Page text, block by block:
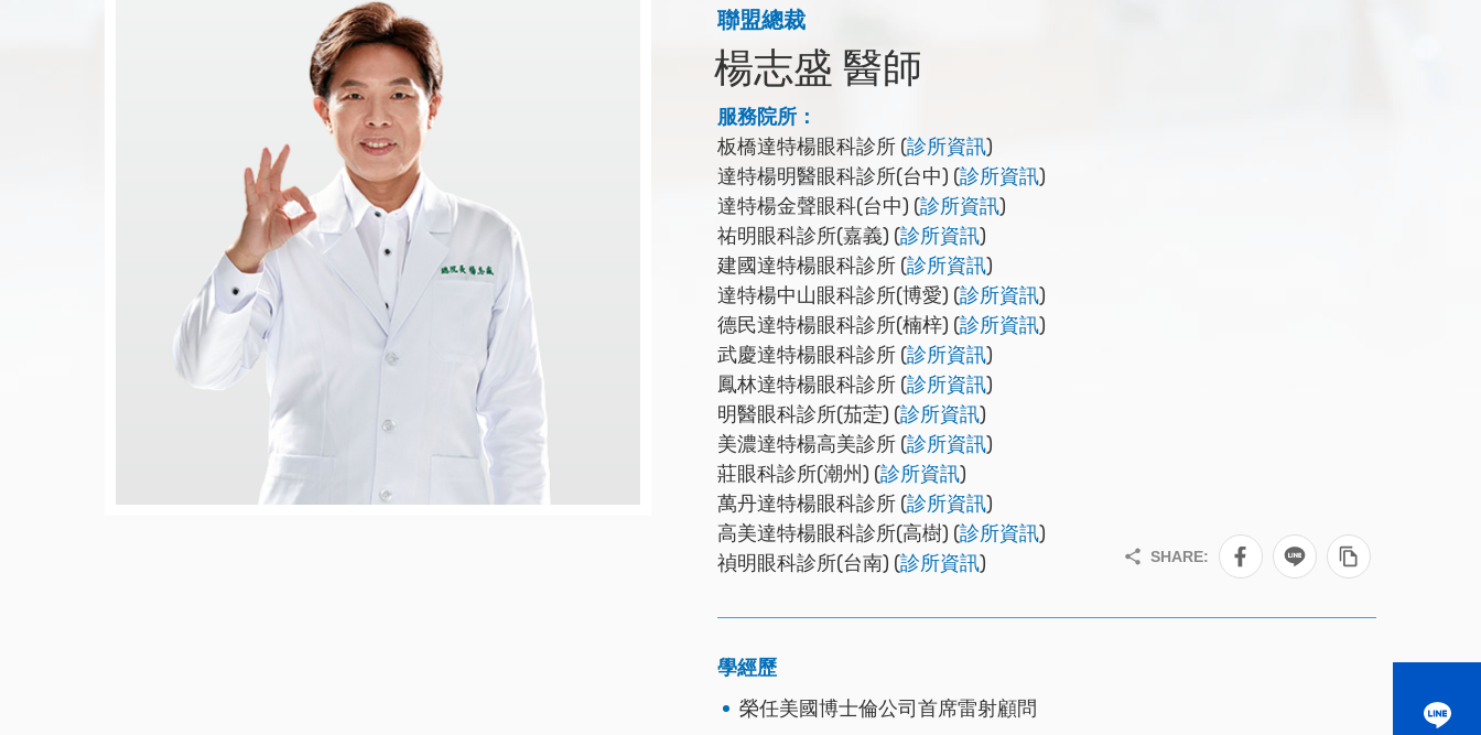
聯盟總裁
楊志盛 醫師
服務院所：
板橋達特楊眼科診所 (診所資訊)
達特楊明醫眼科診所(台中) (診所資訊)
達特楊金聲眼科(台中) (診所資訊)
祐明眼科診所(嘉義) (診所資訊)
建國達特楊眼科診所 (診所資訊)
達特楊中山眼科診所(博愛) (診所資訊)
德民達特楊眼科診所(楠梓) (診所資訊)
武慶達特楊眼科診所 (診所資訊)
鳳林達特楊眼科診所 (診所資訊)
明醫眼科診所(茄萣) (診所資訊)
美濃達特楊高美診所 (診所資訊)
莊眼科診所(潮州) (診所資訊)
萬丹達特楊眼科診所 (診所資訊)
高美達特楊眼科診所(高樹) (診所資訊)
禎明眼科診所(台南) (診所資訊)
學經歷
榮任美國博士倫公司首席雷射顧問